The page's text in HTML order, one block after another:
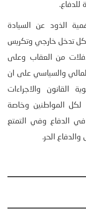
للدفاع.
الذود عن السيادة
كل تدخل خارجي وتكريس
من العقاب وعلى
والسياسي على ان
والاجراءات
لكل المواطنين وخاصة
في الدفاع وفي التمتع
الحر.